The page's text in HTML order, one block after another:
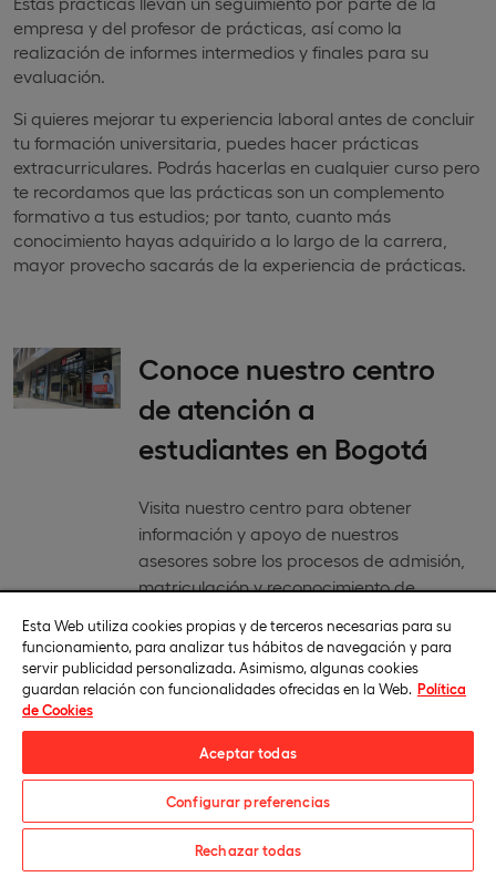
empresa y del profesor de prácticas, así como la
realización de informes intermedios y finales para su
evaluación.
Si quieres mejorar tu experiencia laboral antes de concluir
tu formación universitaria, puedes hacer prácticas
extracurriculares. Podrás hacerlas en cualquier curso pero
te recordamos que las prácticas son un complemento
formativo a tus estudios; por tanto, cuanto más
conocimiento hayas adquirido a lo largo de la carrera,
mayor provecho sacarás de la experiencia de prácticas.
Conoce nuestro centro
de atención a
estudiantes en Bogotá
Visita nuestro centro para obtener
información y apoyo de nuestros
asesores sobre los procesos de admisión,
matriculación y reconocimiento de
Bogotá, Colombia.
Consulta nuestras sedes de
Solicita información
Esta Web utiliza cookies propias y de terceros necesarias para su
funcionamiento, para analizar tus hábitos de navegación y para
servir publicidad personalizada. Asimismo, algunas cookies
guardan relación con funcionalidades ofrecidas en la Web. Política
de Cookies
Aceptar todas
Configurar preferencias
Rechazar todas